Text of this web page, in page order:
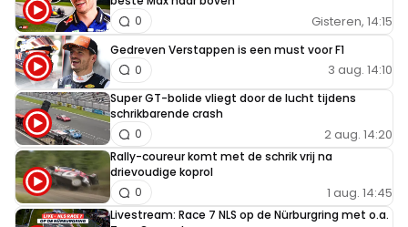
Gisteren, 14:15
0
Gedreven Verstappen is een must voor F1
3 aug. 14:10
0
Super GT-bolide vliegt door de lucht tijdens
schrikbarende crash
2 aug. 14:20
0
Rally-coureur komt met de schrik vrij na
drievoudige koprol
1 aug. 14:45
0
Livestream: Race 7 NLS op de Nürburgring met o.a.